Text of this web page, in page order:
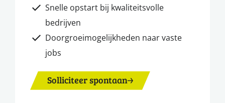
Snelle opstart bij kwaliteitsvolle
bedrijven
Doorgroeimogelijkheden naar vaste
jobs
Solliciteer spontaan